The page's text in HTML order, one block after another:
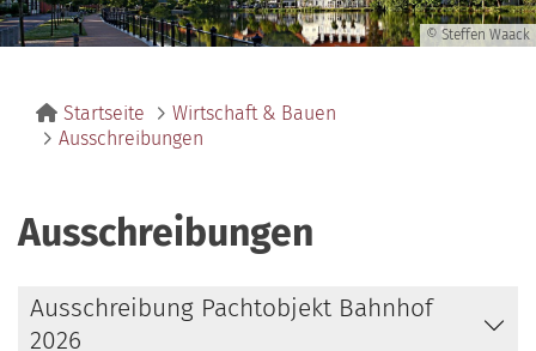
© Steffen Waack
Startseite
Wirtschaft & Bauen
Ausschreibungen
Ausschreibungen
Ausschreibung Pachtobjekt Bahnhof
2026